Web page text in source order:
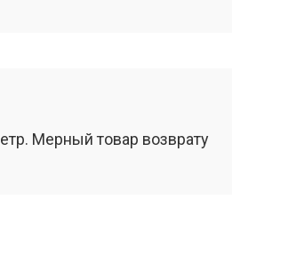
Мерный товар возврату